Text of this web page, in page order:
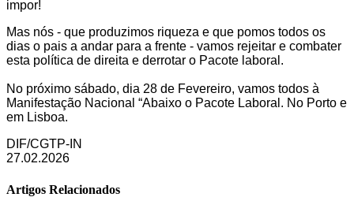
impor!
Mas nós - que produzimos riqueza e que pomos todos os
dias o pais a andar para a frente - vamos rejeitar e combater
esta política de direita e derrotar o Pacote laboral.
No próximo sábado, dia 28 de Fevereiro, vamos todos à
Manifestação Nacional “Abaixo o Pacote Laboral. No Porto e
em Lisboa.
DIF/CGTP-IN
27.02.2026
Artigos Relacionados